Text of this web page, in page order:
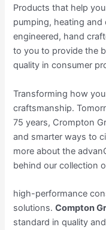
Products that help
pumping, heating
engineered, hand
to you to provide the
quality in consumer
Transforming how
craftsmanship.
75 years, Crompton
and smarter ways to
more about the
behind our collection
high-performance
solutions.Compton
standard in quality